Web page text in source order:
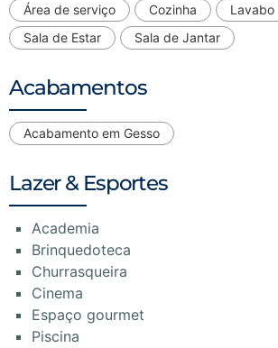
Área de serviço Cozinha
Lavabo
Sala de Estar
Sala de Jantar
Acabamentos
Acabamento em Gesso
Lazer & Esportes
Academia
Brinquedoteca
Churrasqueira
Cinema
Espaço gourmet
Piscina